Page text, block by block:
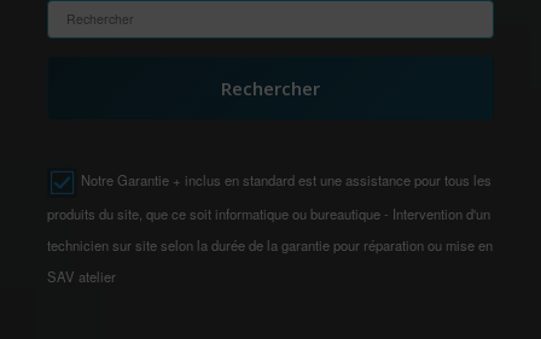
Rechercher
Notre Garantie + inclus en standard est une assistance pour tous les
produits du site, que ce soit informatique ou bureautique - Intervention d'un
technicien sur site selon la durée de la garantie pour réparation ou mise en
SAV atelier